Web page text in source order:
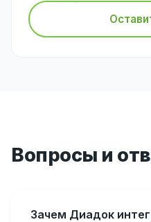
Вопросы и
Зачем Диадок